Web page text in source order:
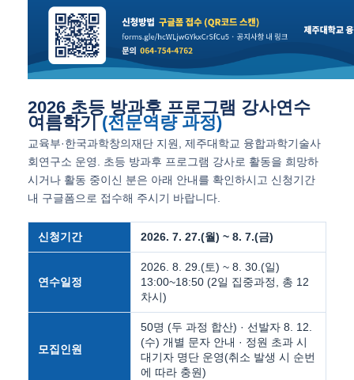
2026 초등 방과후 프로그램 강사연수
여름학기(전문역량 과정)
교육부·한국과학창의재단 지원, 제주대학교 융합과학기술사
회연구소 운영. 초등 방과후 프로그램 강사로 활동을 희망하
시거나 활동 중이신 분은 아래 안내를 확인하시고 신청기간
내 구글폼으로 접수해 주시기 바랍니다.
신청기간 2026. 7. 27.(월) ~ 8. 7.(금)
연수일정
2026. 8. 29.(토) ~ 8. 30.(일)
13:00~18:50 (2일 집중과정, 총 12
차시)
모집인원
50명 (두 과정 합산) · 선발자 8. 12.
(수) 개별 문자 안내 · 정원 초과 시
대기자 명단 운영(취소 발생 시 순번
에 따라 충원)